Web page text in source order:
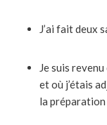
J’ai fait deux
Je suis
et où j’étais
la préparation